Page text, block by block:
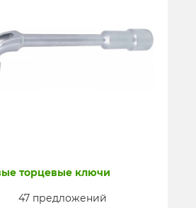
торцевые ключи
47 предложений